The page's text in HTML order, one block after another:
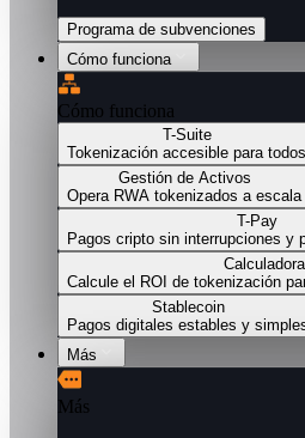
Programa de subvenciones
Cómo funciona
Cómo funciona
T-Suite
Tokenización accesible para todos
Gestión de Activos
Opera RWA tokenizados a escala
T-Pay
Pagos cripto sin interrupciones y
Calcule el ROI de tokenización
Stablecoin
Pagos digitales estables y
Más
Más